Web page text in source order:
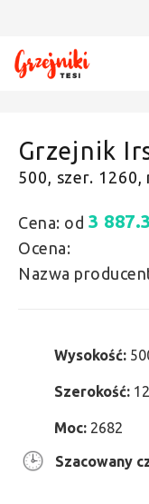
Grzejnik
500, szer. 1260,
Cena: od 3
Ocena:
Nazwa
Wysokość:
Szerokość:
Moc: 2682
Szacowany